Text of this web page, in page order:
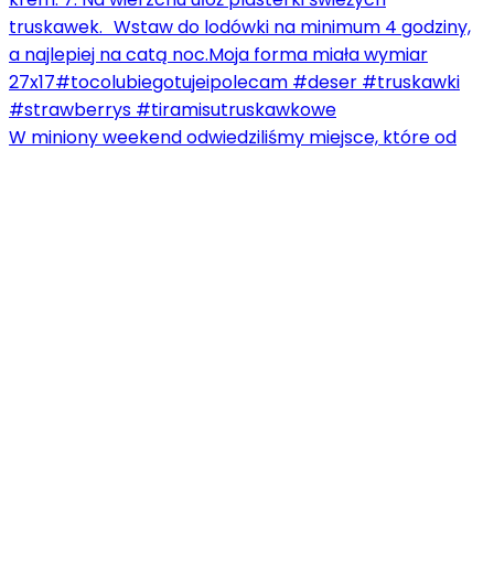
W miniony weekend odwiedziliśmy miejsce, które od